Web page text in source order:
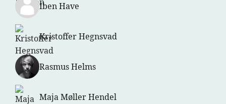
Iben Have
Kristoffer Hegnsvad
Rasmus Helms
Maja Møller Hendel